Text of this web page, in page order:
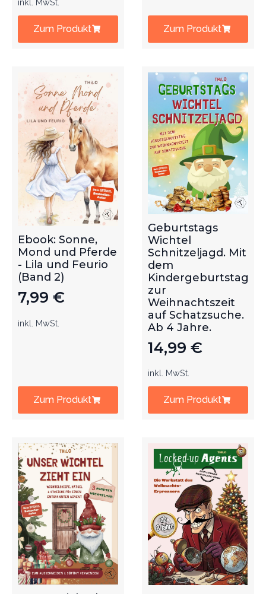
Zum Produkt Zum Produkt
Ebook: Sonne,
Mond und Pferde
- Lila und Feurio
(Band 2)
7,99 €
inkl. MwSt.
Zum Produkt
Geburtstags
Wichtel
Schnitzeljagd. Mit
dem
Kindergeburtstag
zur
Weihnachtszeit
auf Schatzsuche.
Ab 4 Jahre.
14,99 €
inkl. MwSt.
Zum Produkt